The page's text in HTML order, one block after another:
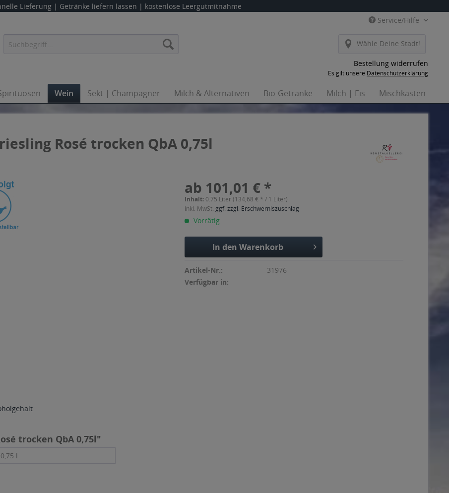
Lieferung | Getränke liefern lassen | kostenlose Leergutmitnahme
Service/Hilfe
Wähle Deine Stadt!
Bestellung widerrufen
Es gilt unsere Datenschutzerklärung
Wein Sekt | Champagner Milch & Alternativen Bio-Getränke Milch | Eis Mischkästen
Rosé trocken QbA 0,75l
ab 101,01 € *
Inhalt: 0.75 Liter (134,68 € * / 1 Liter)
inkl. MwSt. ggf. zzgl. Erschwerniszuschlag
Vorrätig
In den Warenkorb
Artikel-Nr.:
31976
Verfügbar in:
trocken QbA 0,75l"
l